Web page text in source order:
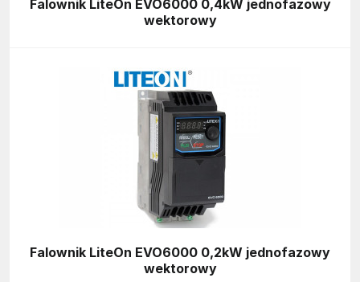
Falownik LiteOn EVO6000 0,4kW jednofazowy
wektorowy
Falownik LiteOn EVO6000 0,2kW jednofazowy
wektorowy